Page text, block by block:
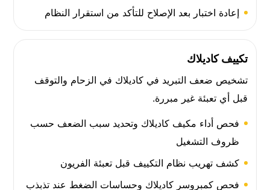
إعادة اختبار بعد الإصلاح للتأكد من استقرار النظام
تكييف كاديلاك
تشخيص ضعف التبريد في كاديلاك في الزحام والتوقف
قبل أي تعبئة غير مبررة.
فحص أداء مكيف كاديلاك وتحديد سبب الضعف حسب
ظروف التشغيل
كشف تهريب نظام التكييف قبل تعبئة الفريون
فحص كمبروسر كاديلاك وحساسات الضغط عند تذبذب